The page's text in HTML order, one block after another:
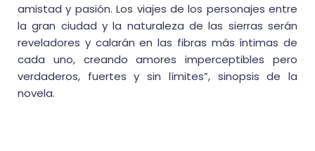
amistad y pasión. Los viajes de los personajes entre
la gran ciudad y la naturaleza de las sierras serán
reveladores y calarán en las fibras más íntimas de
cada uno, creando amores imperceptibles pero
verdaderos, fuertes y sin límites”, sinopsis de la
novela.